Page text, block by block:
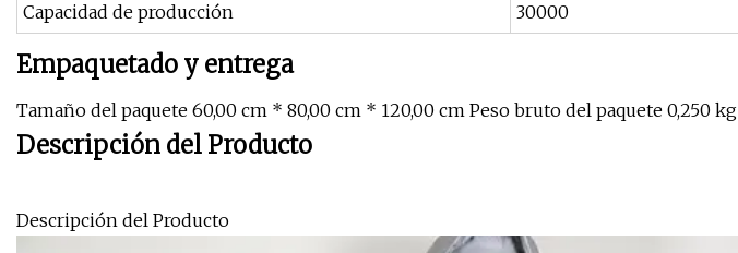
Capacidad de producción
30000
Empaquetado y entrega
Tamaño del paquete 60,00 cm * 80,00 cm * 120,00 cm Peso bruto del paquete 0,250 kg
Descripción del Producto
Descripción del Producto